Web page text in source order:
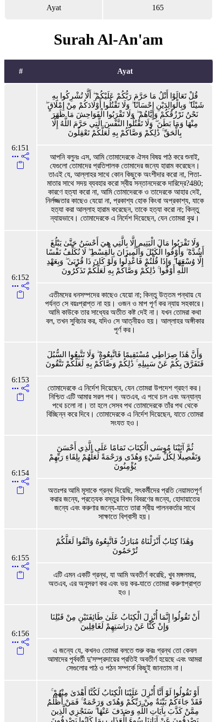
Ayat 165
Surah Al-An'am
# Ayat
6:151
قُلْ تَعَالَوْا أَتْلُ مَا حَرَّمَ رَبُّكُمْ عَلَيْكُمْ ۖ أَلَّا تُشْرِكُوا بِهِ
شَيْئًا ۖ وَبِالْوَالِدَيْنِ إِحْسَانًا ۖ وَلَا تَقْتُلُوا أَوْلَادَكُمْ مِنْ إِمْلَاقٍ ۖ
نَحْنُ نَرْزُقُكُمْ وَإِيَّاهُمْ ۖ وَلَا تَقْرَبُوا الْفَوَاحِشَ مَا ظَهَرَ
مِنْهَا وَمَا بَطَنَ ۖ وَلَا تَقْتُلُوا النَّفْسَ الَّتِي حَرَّمَ اللَّهُ إِلَّا
بِالْحَقِّ ۚ ذَٰلِكُمْ وَصَّاكُمْ بِهِ لَعَلَّكُمْ تَعْقِلُونَ
আপনি বলুনঃ এস, আমি তোমাদেরকে ঐসব বিষয় পাঠ করে শুনাই,
যেগুলো তোমাদের প্রতিপালক তোমাদের জন্যে হারাম করেছেন।
তাএই যে, আল্লাহর সাথে কোন কিছুকে অংশীদার করো না, পিতা-
মাতার সাথে সদয় ব্যবহার করো স্বীয় সন্তানদেরকে দারিদ্রে?480;
কারণে হত্যা করো না, আমি তোমাদেরকে ও তাদেরকে আহার দেই,
নির্লজ্জতার কাছেও যেয়ো না, প্রকাশ্য হোক কিংবা অপ্রকাশ্য, যাকে
হত্যা করা আল্লাহ হারাম করেছেন, তাকে হত্যা করো না; কিন্তু
ন্যায়ভাবে। তোমাদেরকে এ নির্দেশ দিয়েছেন, যেন তোমরা বুঝ।
6:152
وَلَا تَقْرَبُوا مَالَ الْيَتِيمِ إِلَّا بِالَّتِي هِيَ أَحْسَنُ حَتَّىٰ يَبْلُغَ
أَشُدَّهُ ۖ وَأَوْفُوا الْكَيْلَ وَالْمِيزَانَ بِالْقِسْطِ ۖ لَا نُكَلِّفُ نَفْسًا
إِلَّا وُسْعَهَا ۖ وَإِذَا قُلْتُمْ فَاعْدِلُوا وَلَوْ كَانَ ذَا قُرْبَىٰ ۖ وَبِعَهْدِ
اللَّهِ أَوْفُوا ۚ ذَٰلِكُمْ وَصَّاكُمْ بِهِ لَعَلَّكُمْ تَذَكَّرُونَ
এতীমদের ধনসম্পদের কাছেও যেয়ো না; কিন্তু উত্তম পন্থায় যে
পর্যন্ত সে বয়ঃপ্রাপ্ত না হয়। ওজন ও মাপ পূর্ণ কর ন্যায় সহকারে।
আমি কাউকে তার সাধ্যের অতীত কষ্ট দেই না। যখন তোমরা কথা
বল, তখন সুবিচার কর, যদিও সে আত্নীয়ও হয়। আল্লাহর অঙ্গীকার
পূর্ণ কর।
6:153
وَأَنَّ هَٰذَا صِرَاطِي مُسْتَقِيمًا فَاتَّبِعُوهُ ۖ وَلَا تَتَّبِعُوا السُّبُلَ
فَتَفَرَّقَ بِكُمْ عَنْ سَبِيلِهِ ۚ ذَٰلِكُمْ وَصَّاكُمْ بِهِ لَعَلَّكُمْ تَتَّقُونَ
তোমাদেরকে এ নির্দেশ দিয়েছেন, যেন তোমরা উপদেশ গ্রহণ কর।
নিশ্চিত এটি আমার সরল পথ। অতএব, এ পথে চল এবং অন্যান্য
পথে চলো না। তা হলে সেসব পথ তোমাদেরকে তাঁর পথ থেকে
বিচ্ছিন্ন করে দিবে। তোমাদেরকে এ নির্দেশ দিয়েছেন, যাতে তোমরা
সংযত হও।
6:154
ثُمَّ آتَيْنَا مُوسَى الْكِتَابَ تَمَامًا عَلَى الَّذِي أَحْسَنَ
وَتَفْصِيلًا لِكُلِّ شَيْءٍ وَهُدًى وَرَحْمَةً لَعَلَّهُمْ بِلِقَاءِ رَبِّهِمْ
يُؤْمِنُونَ
অতঃপর আমি মূসাকে গ্রন্থ দিয়েছি, সৎকর্মীদের প্রতি নেয়ামতপূর্ণ
করার জন্যে, প্রত্যেক বস্তুর বিশদ বিবরণের জন্যে, হোদায়াতের
জন্যে এবং করুণার জন্যে-যাতে তারা স্বীয় পালনকর্তার সাথে
সাক্ষাতে বিশ্বাসী হয়।
6:155
وَهَٰذَا كِتَابٌ أَنْزَلْنَاهُ مُبَارَكٌ فَاتَّبِعُوهُ وَاتَّقُوا لَعَلَّكُمْ
تُرْحَمُونَ
এটি এমন একটি গ্রন্থ, যা আমি অবতীর্ণ করেছি, খুব মঙ্গলময়,
অতএব, এর অনুসরণ কর এবং ভয় কর-যাতে তোমরা করুণাপ্রাপ্ত
হও।
6:156
أَنْ تَقُولُوا إِنَّمَا أُنْزِلَ الْكِتَابُ عَلَىٰ طَائِفَتَيْنِ مِنْ قَبْلِنَا
وَإِنْ كُنَّا عَنْ دِرَاسَتِهِمْ لَغَافِلِينَ
এ জন্যে যে, কখনও তোমরা বলতে শুরু করঃ গ্রন্থ তো কেবল
আমাদের পূর্ববর্তী দু'সম্প্রদায়ের প্রতিই অবতীর্ণ হয়েছে এবং আমরা
সেগুলোর পাঠ ও পঠন সম্পর্কে কিছুই জানতাম না।
أَوْ تَقُولُوا لَوْ أَنَّا أُنْزِلَ عَلَيْنَا الْكِتَابُ لَكُنَّا أَهْدَىٰ مِنْهُمْ ۚ
فَقَدْ جَاءَكُمْ بَيِّنَةٌ مِنْ رَبِّكُمْ وَهُدًى وَرَحْمَةٌ ۚ فَمَنْ أَظْلَمُ
مِمَّنْ كَذَّبَ بِآيَاتِ اللَّهِ وَصَدَفَ عَنْهَا ۗ سَنَجْزِي الَّذِينَ
يَصْدِفُونَ عَنْ آيَاتِنَا سُوءَ الْعَذَابِ بِمَا كَانُوا يَصْدِفُونَ